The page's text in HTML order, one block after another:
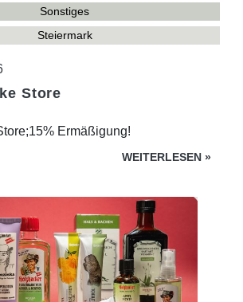
Sonstiges
Steiermark
Store
Ermäßigung!
WEITERLESEN »